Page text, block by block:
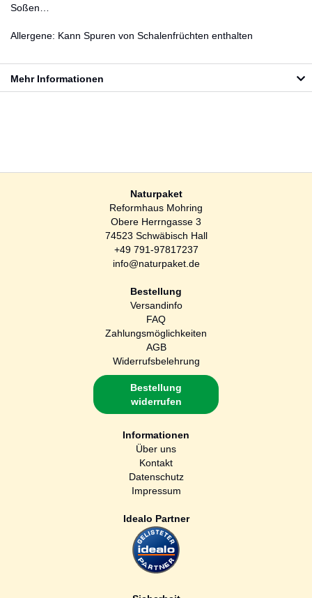
Soßen…
Allergene: Kann Spuren von Schalenfrüchten enthalten
Mehr Informationen
Naturpaket
Reformhaus Mohring
Obere Herrngasse 3
74523 Schwäbisch Hall
+49 791-97817237
info@naturpaket.de
Bestellung
Versandinfo
FAQ
Zahlungsmöglichkeiten
AGB
Widerrufsbelehrung
Bestellung
widerrufen
Informationen
Über uns
Kontakt
Datenschutz
Impressum
Idealo Partner